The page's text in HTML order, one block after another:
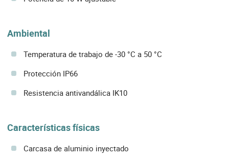
Ambiental
Temperatura de trabajo de -30 °C a 50 °C
Protección IP66
Resistencia antivandálica IK10
Características físicas
Carcasa de aluminio inyectado